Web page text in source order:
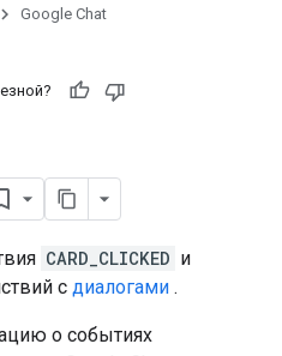
Google Chat
CARD_CLICKED и
с диалогами .
о событиях